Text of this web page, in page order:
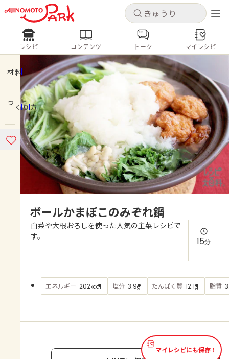
キャンセル
ログインするとレシピを保存できます
ログイン 新規登録
ホーム
コンテンツ
レシピ
よくあるお問い合わせ
AJINOMOTO PARK とは
キャンセル
レシピ コンテンツ
人気の食材・レシピ
きゅうり トマト
とうもろこし
ピーマン
みょうが ゴーヤ
レシピ コンテンツ トーク マイレシピ
材料
つくり方
ボールかまぼこのみぞれ鍋
白菜や大根おろしを使った人気の主菜レシピで
す。
15分
エネルギー 202kcal 塩分 3.9g たんぱく質 12.1g 脂質
マイレシピにも保存！